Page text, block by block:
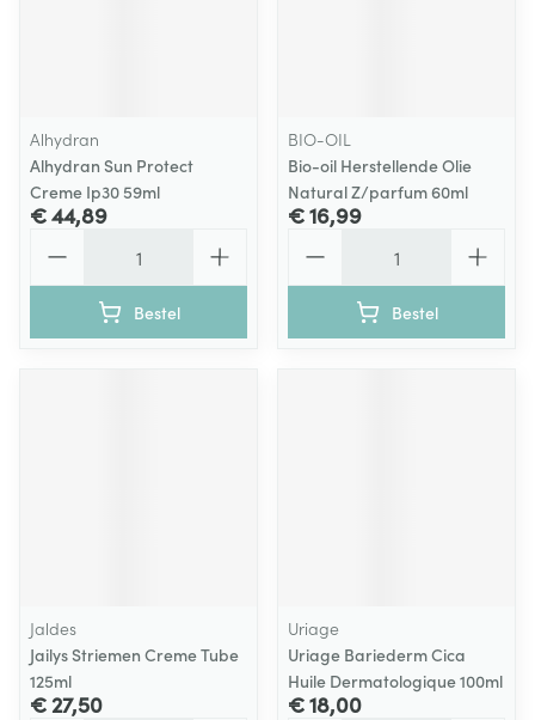
Alhydran
Alhydran Sun Protect
Creme Ip30 59ml
€ 44,89
Bestel
BIO-OIL
Bio-oil Herstellende Olie
Natural Z/parfum 60ml
€ 16,99
Bestel
Jaldes
Jailys Striemen Creme Tube
125ml
€ 27,50
Uriage
Uriage Bariederm Cica
Huile Dermatologique 100ml
€ 18,00